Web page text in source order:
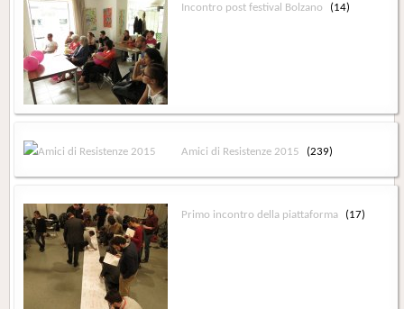
Incontro post festival Bolzano (14)
Amici di Resistenze 2015 (239)
Primo incontro della piattaforma (17)